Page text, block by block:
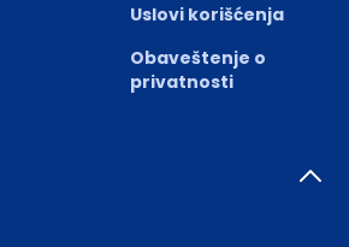
Uslovi korišćenja
Obaveštenje o
privatnosti